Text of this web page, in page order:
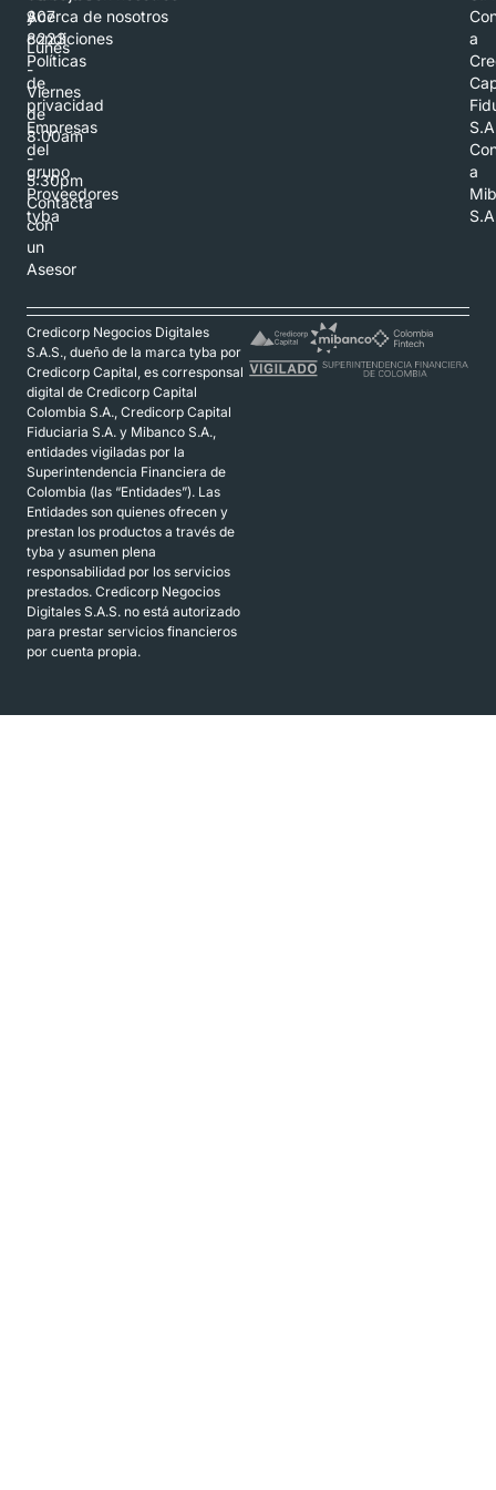
307
8223
Lunes
-
Viernes
de
8:00am
-
5:30pm
Contacta
con
un
Asesor
y
condiciones
Políticas
de
privacidad
Empresas
del
grupo
Proveedores
tyba
Acerca de nosotros
a
a
Credicorp Negocios Digitales
S.A.S., dueño de la marca tyba por
Credicorp Capital, es corresponsal
digital de Credicorp Capital
Colombia S.A., Credicorp Capital
Fiduciaria S.A. y Mibanco S.A.,
entidades vigiladas por la
Superintendencia Financiera de
Colombia (las “Entidades”). Las
Entidades son quienes ofrecen y
prestan los productos a través de
tyba y asumen plena
responsabilidad por los servicios
prestados. Credicorp Negocios
Digitales S.A.S. no está autorizado
para prestar servicios financieros
por cuenta propia.